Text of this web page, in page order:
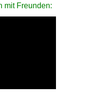
mit Freunden: